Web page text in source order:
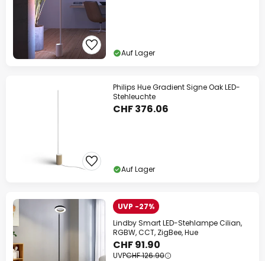
Auf Lager
Philips Hue Gradient Signe Oak LED-
Stehleuchte
CHF 376.06
Auf Lager
UVP -27%
Lindby Smart LED-Stehlampe Cilian,
RGBW, CCT, ZigBee, Hue
CHF 91.90
UVPCHF 126.90